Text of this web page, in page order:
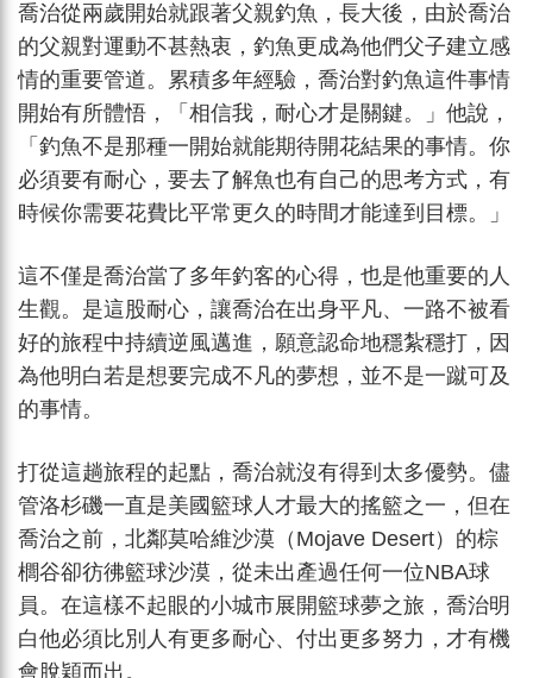
喬治從兩歲開始就跟著父親釣魚，長大後，由於喬治
的父親對運動不甚熱衷，釣魚更成為他們父子建立感
情的重要管道。累積多年經驗，喬治對釣魚這件事情
開始有所體悟，「相信我，耐心才是關鍵。」他說，
「釣魚不是那種一開始就能期待開花結果的事情。你
必須要有耐心，要去了解魚也有自己的思考方式，有
時候你需要花費比平常更久的時間才能達到目標。」
這不僅是喬治當了多年釣客的心得，也是他重要的人
生觀。是這股耐心，讓喬治在出身平凡、一路不被看
好的旅程中持續逆風邁進，願意認命地穩紮穩打，因
為他明白若是想要完成不凡的夢想，並不是一蹴可及
的事情。
打從這趟旅程的起點，喬治就沒有得到太多優勢。儘
管洛杉磯一直是美國籃球人才最大的搖籃之一，但在
喬治之前，北鄰莫哈維沙漠（Mojave Desert）的棕
櫚谷卻彷彿籃球沙漠，從未出產過任何一位NBA球
員。在這樣不起眼的小城市展開籃球夢之旅，喬治明
白他必須比別人有更多耐心、付出更多努力，才有機
會脫穎而出。